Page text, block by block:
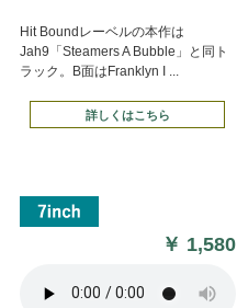
Hit Boundレーベルの本作は
Jah9「Steamers A Bubble」と同ト
ラック。B面はFranklyn I ...
詳しくはこちら
￥ 1,580